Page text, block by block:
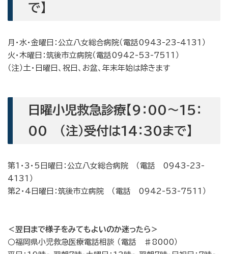
で】
月・水・金曜日：公立八女総合病院（電話0943-23-4131）
火・木曜日：筑後市立病院（電話0942-53-7511）
（注）土・日曜日、祝日、お盆、年末年始は除きます
日曜小児救急診療【9：00〜15：
00 （注）受付は14：30まで】
第1・3・5日曜日：公立八女総合病院 （電話 0943-23-
4131）
第2・4日曜日：筑後市立病院 （電話 0942-53-7511）
＜翌日まで様子をみてもよいのか迷ったら＞
○福岡県小児救急医療電話相談 （電話 ♯8000）